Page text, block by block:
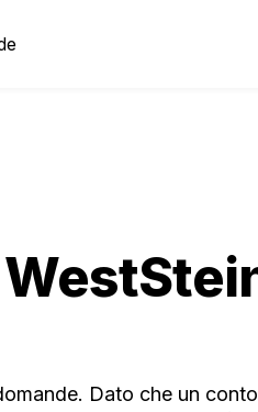
Dato che un